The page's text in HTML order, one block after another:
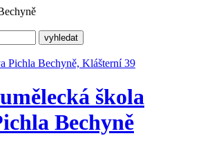
škola
Bechyně